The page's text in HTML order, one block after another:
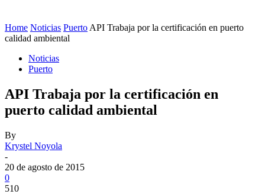
Home Noticias Puerto API Trabaja por la certificación en puerto
calidad ambiental
Noticias
Puerto
API Trabaja por la certificación en
puerto calidad ambiental
By
Krystel Noyola
-
20 de agosto de 2015
0
510